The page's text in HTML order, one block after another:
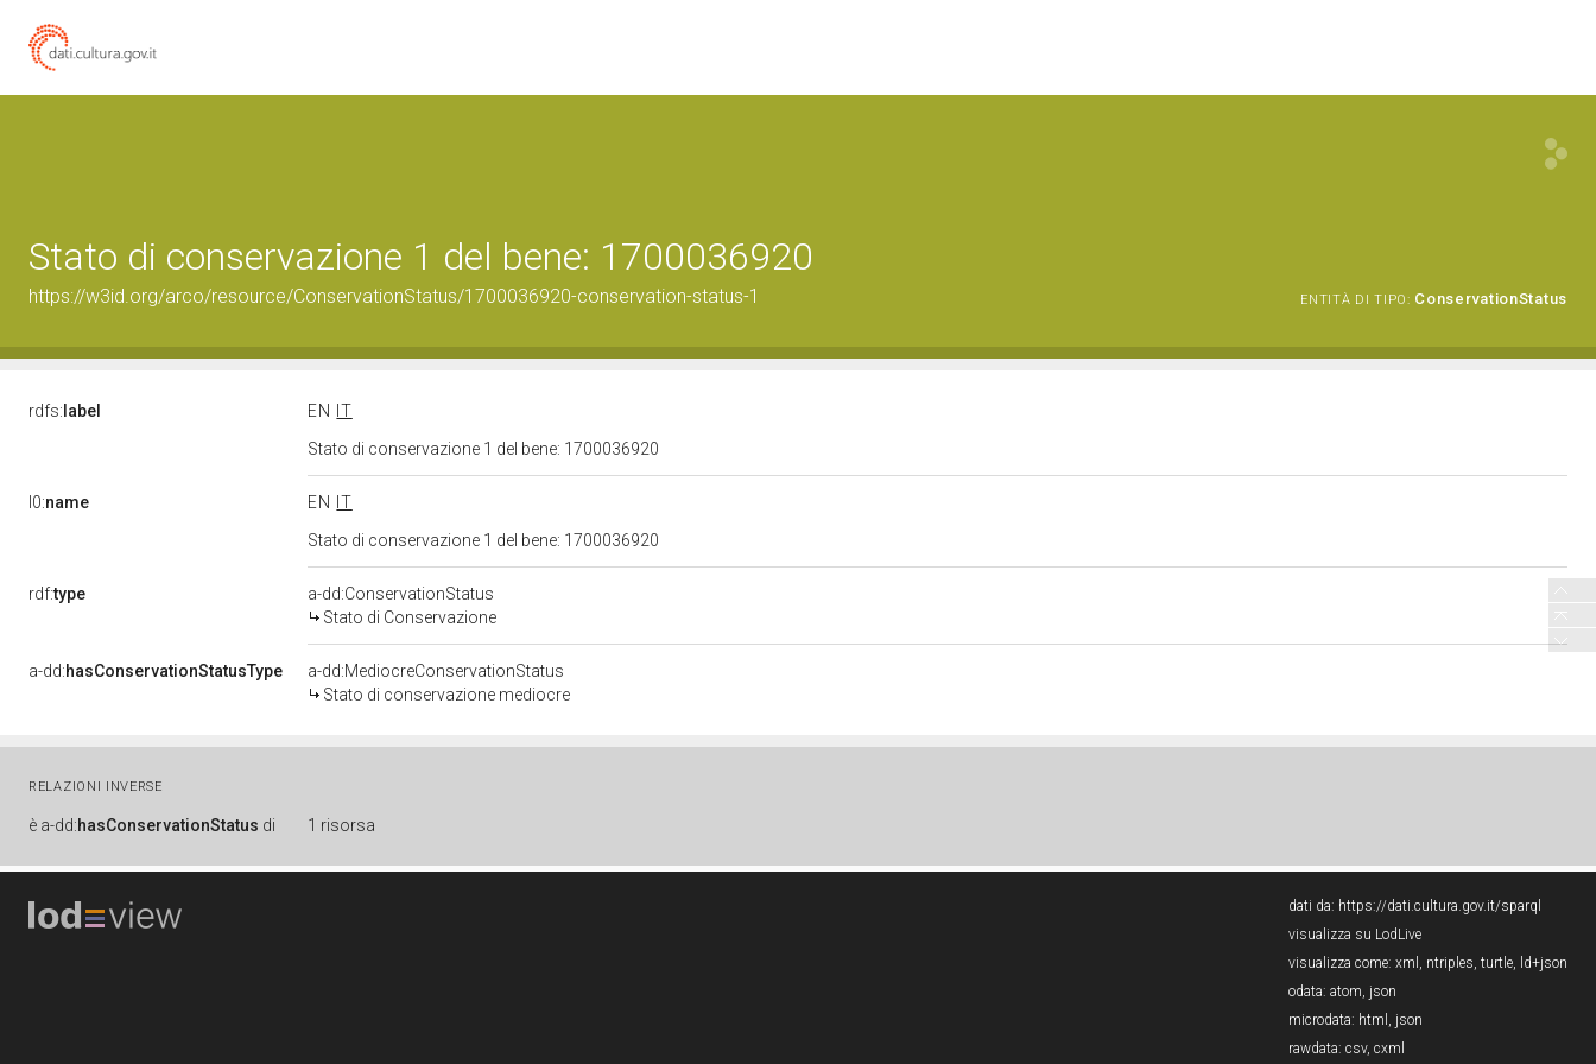
Stato di conservazione 1 del bene: 1700036920
https://w3id.org/arco/resource/ConservationStatus/1700036920-conservation-status-1 ENTITÀ DI TIPO: ConservationStatus
rdfs: label EN
IT
Stato di conservazione 1 del bene: 1700036920
l0:name EN
IT
Stato di conservazione 1 del bene: 1700036920
rdf:type
a-dd:ConservationStatus
Stato di Conservazione
a-dd:hasConservationStatusType
a-dd:MediocreConservationStatus
Stato di conservazione mediocre
RELAZIONI INVERSE
è a-dd:hasConservationStatus di 1 risorsa
dati da: https://dati.cultura.gov.it/sparql
visualizza su LodLive
visualizza come: xml , ntriples, turtle, ld+json
odata: atom, json
microdata: html , json
rawdata: csv, cxml